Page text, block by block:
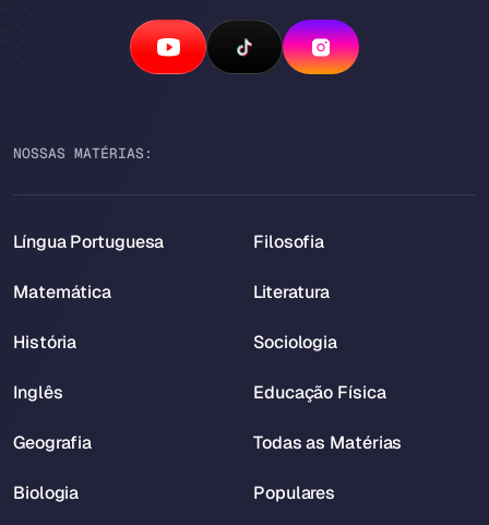
NOSSAS MATÉRIAS:
Língua Portuguesa
Matemática
História
Inglês
Geografia
Biologia
Filosofia
Literatura
Sociologia
Educação Física
Todas as Matérias
Populares